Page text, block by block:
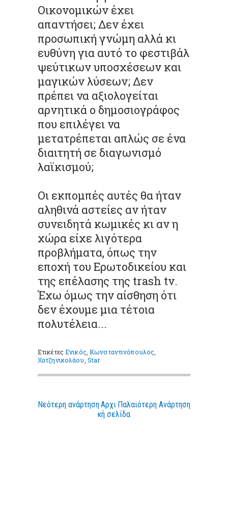
Οικονομικών έχει
απαντήσει; Δεν έχει
προσωπική γνώμη αλλά κι
ευθύνη για αυτό το φεστιβάλ
ψεύτικων υποσχέσεων και
μαγικών λύσεων; Δεν
πρέπει να αξιολογείται
αρνητικά ο δημοσιογράφος
που επιλέγει να
μετατρέπεται απλώς σε ένα
διαιτητή σε διαγωνισμό
λαϊκισμού;
Οι εκπομπές αυτές θα ήταν
αληθινά αστείες αν ήταν
συνειδητά κωμικές κι αν η
χώρα είχε λιγότερα
προβλήματα, όπως την
εποχή του Ερωτοδικείου και
της επέλασης της trash tv.
Έχω όμως την αίσθηση ότι
δεν έχουμε μια τέτοια
πολυτέλεια...
ΕτικέτεςΕνικός ,Κωνσταντινόπουλος
Χατζηνικολάου Star
Νεότερη ανάρτηση Παλαιότερη Ανάρτηση
Αρχι
κή σελίδα